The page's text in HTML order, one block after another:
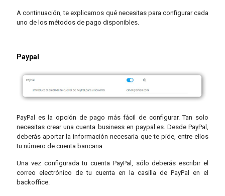
A continuación, te explicamos qué necesitas para configurar cada
uno de los métodos de pago disponibles.
Paypal
PayPal es la opción de pago más fácil de configurar. Tan solo
necesitas crear una cuenta business en paypal.es. Desde PayPal,
deberás aportar la información necesaria que te pide, entre ellos
tu número de cuenta bancaria.
Una vez configurada tu cuenta PayPal, sólo deberás escribir el
correo electrónico de tu cuenta en la casilla de PayPal en el
backoffice.